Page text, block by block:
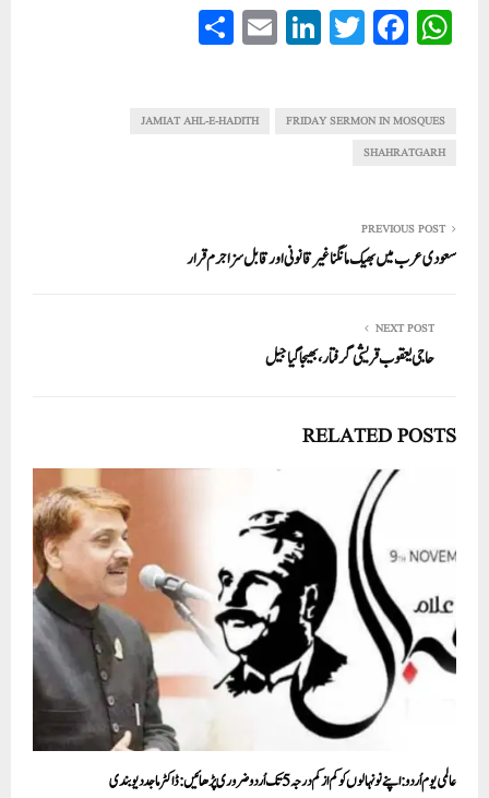
W
ha
A
pp
Fa
ce
ok
T
wi
r
Li
nk
In
E
m
FRIDAY SERMON IN MOSQUES
JAMIAT AHL-E-HADITH
SHAHRATGARH
PREVIOUS POST
سعودی عرب میں بھیک مانگنا غیر قانونی اور قابل سزا جرم قرار
NEXT POST
حاجی یعقوب قریشی گرفتار، بھیجا گیا جیل
RELATED POSTS
عالمی یوم اُردو: اپنے نو نہالوں کو کم از کم درجہ 5 تک اُردو ضروری پڑھائیں: ڈاکٹر ماجد دیوبندی